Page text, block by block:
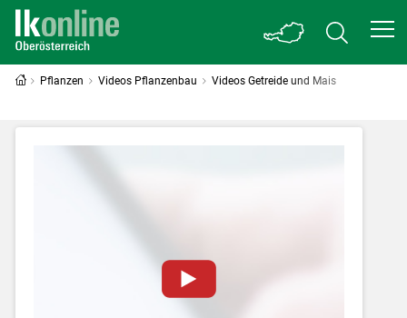
Pflanzen Videos Pflanzenbau Videos Getreide und Mais